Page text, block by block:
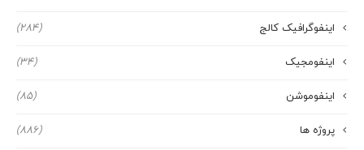
اینفوگرافیک کالج (284)
اینفومجیک (34)
اینفوموشن (85)
پروژه ها (886)